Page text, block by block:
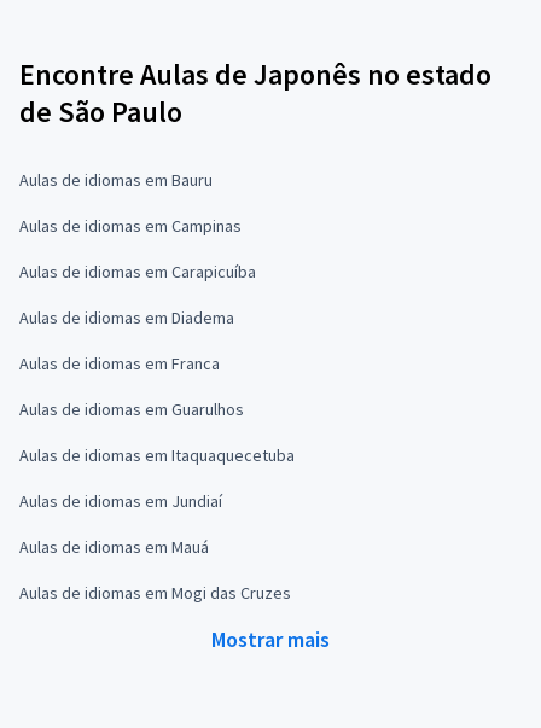
Encontre Aulas de Japonês no estado
de São Paulo
Aulas de idiomas em Bauru
Aulas de idiomas em Campinas
Aulas de idiomas em Carapicuíba
Aulas de idiomas em Diadema
Aulas de idiomas em Franca
Aulas de idiomas em Guarulhos
Aulas de idiomas em Itaquaquecetuba
Aulas de idiomas em Jundiaí
Aulas de idiomas em Mauá
Aulas de idiomas em Mogi das Cruzes
Mostrar mais